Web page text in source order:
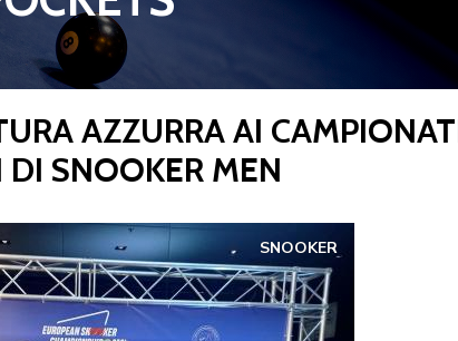
STUDI E
TECNICA
EVENTI
AZZURRA AI
DI SNOOKER MEN
SNOOKER